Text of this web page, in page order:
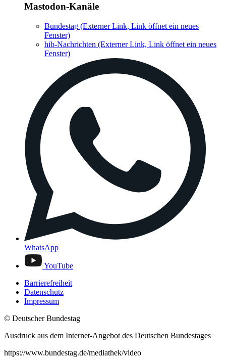
Mastodon-Kanäle
Bundestag (Externer Link, Link öffnet ein neues
Fenster)
hib-Nachrichten (Externer Link, Link öffnet ein neues
Fenster)
WhatsApp
YouTube
Barrierefreiheit
Datenschutz
Impressum
© Deutscher Bundestag
Ausdruck aus dem Internet-Angebot des Deutschen Bundestages
https://www.bundestag.de/mediathek/video